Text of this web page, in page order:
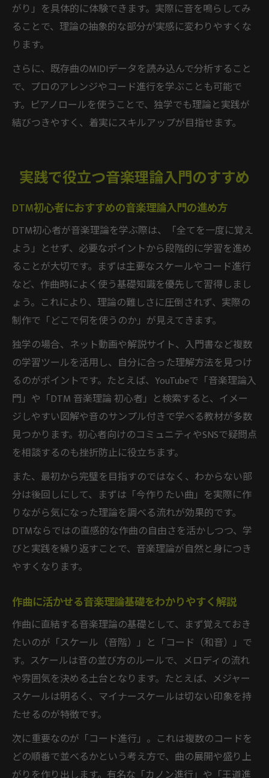
がり」を具体的に体験できます。実際に音を鳴らしてみ
ることで、理論の抽象的な部分が実感に変わりやすくな
ります。
さらに、既存曲のMIDIデータを読み込んで分析すること
で、プロのアレンジやコード進行を学ぶことも可能で
す。ピアノロールを使うことで、独学でも理論と実践が
結びつきやすく、着実にスキルアップが目指せます。
実践で役立つ音楽理論入門のすすめ
DTM初心者におすすめの音楽理論入門の進め方
DTM初心者が音楽理論を学ぶ際は、「全てを一度に覚え
よう」とせず、必要なポイントから段階的に学習を進め
ることが大切です。まずは主要なスケールやコード進行
など、作曲時によく使う基礎知識を優先して習得しまし
ょう。これにより、理論の難しさに圧倒されず、実際の
制作で「どこで何を使うのか」が見えてきます。
独学の場合、ネット動画や解説サイト、入門書など複数
の学習ツールを活用し、自分に合った理解方法を見つけ
るのがポイントです。たとえば、YouTubeで「音楽理論入
門」や「DTM 音楽理論 初心者」と検索すると、イメー
ジしやすい図解や音のサンプル付きで学べる教材が多数
見つかります。初心者向けのコミュニティやSNSで疑問点
を相談するのも挫折防止に役立ちます。
また、最初から完璧を目指すのではなく、わからない部
分は後回しにして、まずは「今作りたい曲」を実際に作
りながら気になった理論を調べる流れが効果的です。
DTMならではの直感的な作曲の自由さを活かしつつ、学
びと実践を繰り返すことで、音楽理論が自然と身につき
やすくなります。
作曲に活かせる音楽理論基礎をわかりやすく解説
作曲に直結する音楽理論の基礎として、まず覚えておき
たいのが「スケール（音階）」と「コード（和音）」で
す。スケールは音の並び方のルールで、メロディの流れ
や雰囲気を決める土台となります。たとえば、メジャー
スケールは明るく、マイナースケールは切ない印象を持
たせるのが特徴です。
次に重要なのが「コード進行」。これは複数のコードを
どの順番で並べるかという考え方で、曲の展開や盛り上